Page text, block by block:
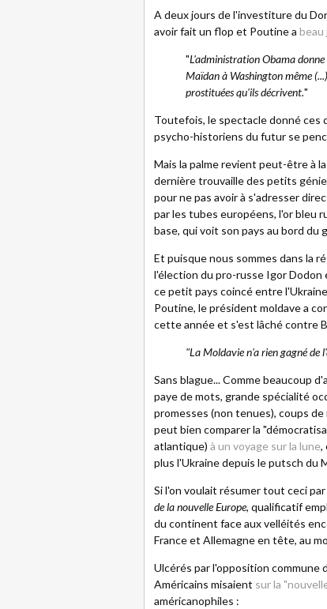
A deux jours de l'investiture du
avoir fait un flop et Poutine a beau
"L'administration Obama donne
Maïdan à Washington même
prostituées qu'ils décrivent."
Toutefois, le spectacle donné ces
psycho-historiens du futur se
Mais la palme revient peut-être à
dernière trouvaille des petits
pour ne pas avoir à s'adresser
par les tubes européens, l'or bleu
base, qui voit son pays au bord
Et puisque nous sommes dans la
l'élection du pro-russe Igor
ce petit pays coincé entre
Poutine, le président moldave a
cette année et s'est lâché contre
"La Moldavie n'a rien gagné de
Sans blague... Comme beaucoup
paye de mots, grande spécialité
promesses (non tenues), coups
peut bien comparer la
atlantique) à un voyage sur la lune,
plus l'Ukraine depuis le putsch du
Si l'on voulait résumer tout ceci
de la nouvelle Europe, qualificatif
du continent face aux velléités
France et Allemagne en tête, au
Ulcérés par l'opposition commune
Américains misaient sur la
américanophiles :